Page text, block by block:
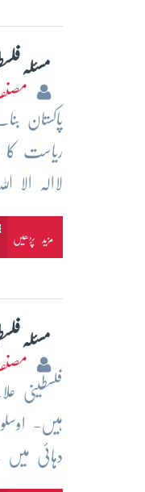
مسئلہ
پاکستان
ریاست کا
لاالہ
مزید پڑھیں
مسئلہ
فلسطینی
دہائی